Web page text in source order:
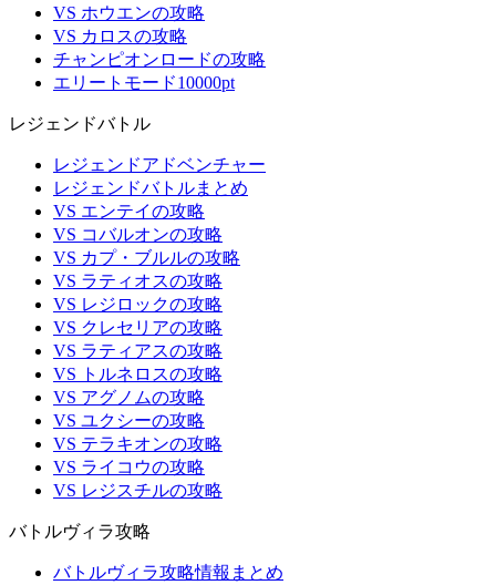
VS ホウエンの攻略
VS カロスの攻略
チャンピオンロードの攻略
エリートモード10000pt
レジェンドバトル
レジェンドアドベンチャー
レジェンドバトルまとめ
VS エンテイの攻略
VS コバルオンの攻略
VS カプ・ブルルの攻略
VS ラティオスの攻略
VS レジロックの攻略
VS クレセリアの攻略
VS ラティアスの攻略
VS トルネロスの攻略
VS アグノムの攻略
VS ユクシーの攻略
VS テラキオンの攻略
VS ライコウの攻略
VS レジスチルの攻略
バトルヴィラ攻略
バトルヴィラ攻略情報まとめ